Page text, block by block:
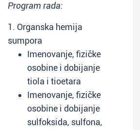
Program rada:
1. Organska hemija
sumpora
Imenovanje, fizičke
osobine i dobijanje
tiola i tioetara
Imenovanje, fizičke
osobine i dobijanje
sulfoksida, sulfona,